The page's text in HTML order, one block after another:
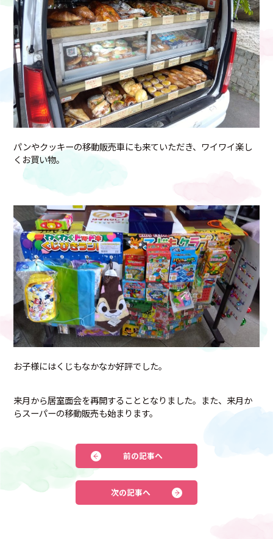
パンやクッキーの移動販売車にも来ていただき、ワイワイ楽し
くお買い物。
お子様にはくじもなかなか好評でした。
来月から居室面会を再開することとなりました。また、来月か
らスーパーの移動販売も始まります。
前の記事へ
次の記事へ